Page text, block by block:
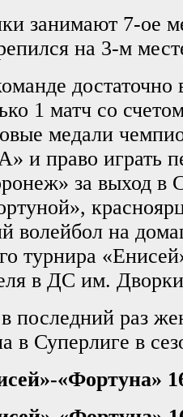
занимают 7-ое
на 3-м
достаточно
1 матч со
медали
и право играть
за выход в
волейбол на
турнира
в ДС им.
последний раз
в Суперлиге в
«Фортуна»